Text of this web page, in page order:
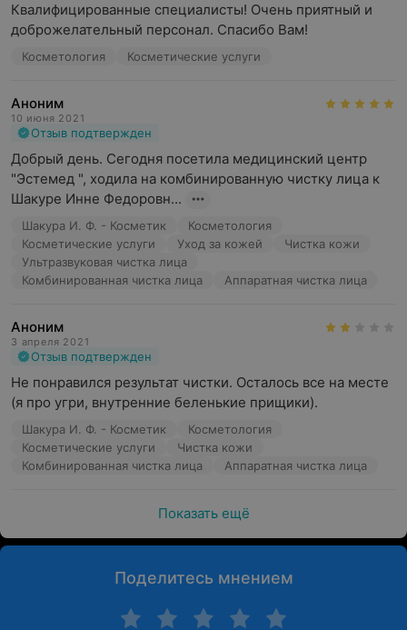
Квалифицированные специалисты! Очень приятный и
доброжелательный персонал. Спасибо Вам!
Косметология Косметические услуги
Аноним
10 июня 2021
Отзыв подтвержден
Добрый день. Сегодня посетила медицинский центр
"Эстемед ", ходила на комбинированную чистку лица к
Шакуре Инне Федоровн...
Шакура И. Ф. - Косметик
Косметология
Косметические услуги
Уход за кожей
Чистка кожи
Ультразвуковая чистка лица
Комбинированная чистка лица
Аппаратная чистка лица
Аноним
3 апреля 2021
Отзыв подтвержден
Не понравился результат чистки. Осталось все на месте
(я про угри, внутренние беленькие прищики).
Шакура И. Ф. - Косметик
Косметология
Косметические услуги
Чистка кожи
Комбинированная чистка лица
Аппаратная чистка лица
Показать ещё
Поделитесь мнением